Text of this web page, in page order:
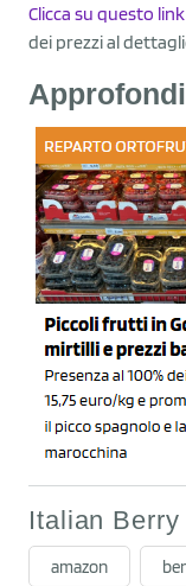
Clicca su questo link
dei prezzi al
Italian
amazon